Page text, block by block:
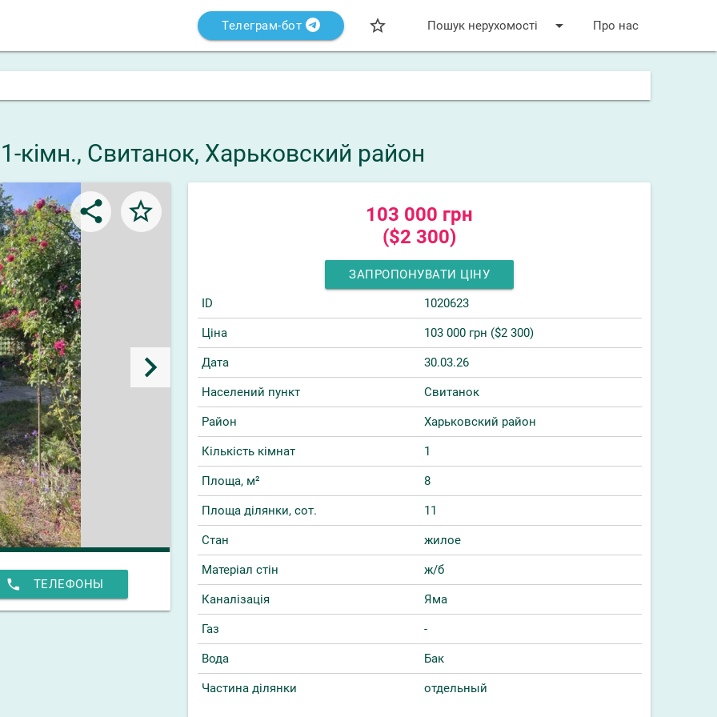
Телеграм-бот star_bordered arrow_drop_down
Пошук нерухомості Про нас
кімн., Свитанок, Харьковский район
share star_border
keyboard_arrow_right
phone ТЕЛЕФОНЫ
103 000 грн
($2 300)
ЗАПРОПОНУВАТИ ЦІНУ
ID
1020623
Ціна 103 000 грн ($2 300)
Дата 30.03.26
Населений пункт Свитанок
Район Харьковский район
Кількість кімнат 1
Площа, м² 8
Площа ділянки, сот. 11
Стан жилое
Матеріал стін ж/б
Каналізація Яма
Газ -
Вода Бак
Частина ділянки отдельный